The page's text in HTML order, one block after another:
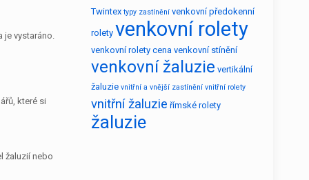
je vystaráno.
které si
žaluzií nebo
Twintex typy zastínění venkovní předokenní
rolety venkovní rolety
venkovní rolety cena venkovní stínění
venkovní žaluzie vertikální
žaluzie vnitřní a vnější zastínění vnitřní rolety
vnitřní žaluzie římské rolety
žaluzie